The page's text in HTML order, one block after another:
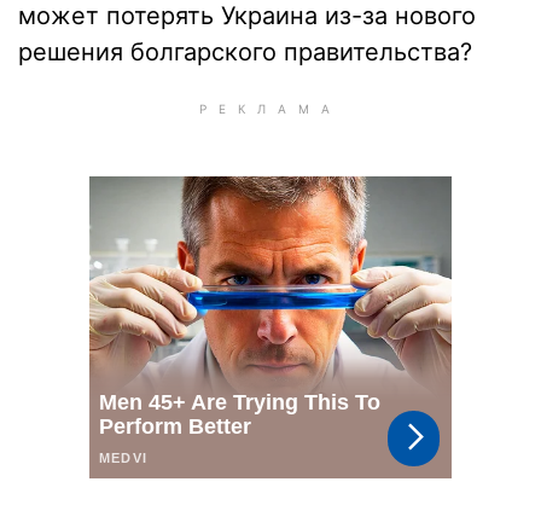
может потерять Украина из-за нового
решения болгарского правительства?